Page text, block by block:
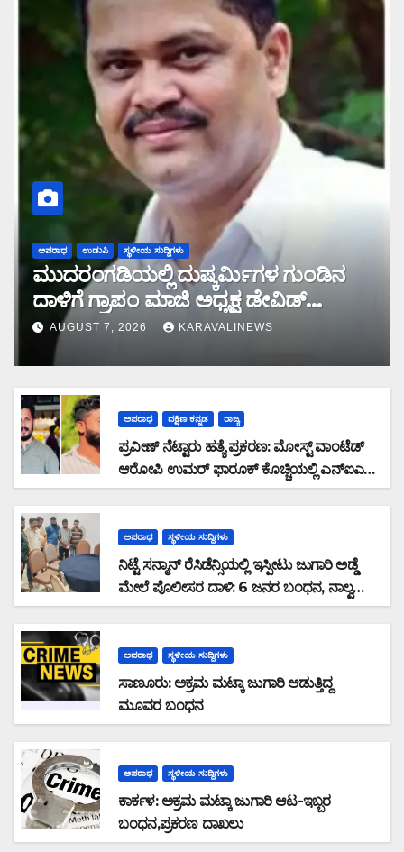
ಅಪರಾಧ ಉಡುಪಿ ಸ್ಥಳೀಯ ಸುದ್ದಿಗಳು
ಮುದರಂಗಡಿಯಲ್ಲಿ ದುಷ್ಕರ್ಮಿಗಳ ಗುಂಡಿನ
ದಾಳಿಗೆ ಗ್ರಾಪಂ ಮಾಜಿ ಅಧ್ಯಕ್ಷ ಡೇವಿಡ್
ಡಿಸೋಜ ಬಲಿ
AUGUST 7, 2026 KARAVALINEWS
ಅಪರಾಧ ದಕ್ಷಿಣ ಕನ್ನಡ ರಾಜ್ಯ
ಪ್ರವೀಣ್ ನೆಟ್ಟಾರು ಹತ್ಯೆ ಪ್ರಕರಣ: ಮೋಸ್ಟ್ ವಾಂಟೆಡ್
ಆರೋಪಿ ಉಮರ್ ಫಾರೂಕ್ ಕೊಚ್ಚಿಯಲ್ಲಿ ಎನ್‌ಐಎ
ವಶಕ್ಕೆ
ಅಪರಾಧ ಸ್ಥಳೀಯ ಸುದ್ದಿಗಳು
ನಿಟ್ಟೆ ಸನ್ಮಾನ್ ರೆಸಿಡೆನ್ಸಿಯಲ್ಲಿ ಇಸ್ಪೀಟು ಜುಗಾರಿ ಅಡ್ಡೆ
ಮೇಲೆ ಪೊಲೀಸರ ದಾಳಿ: 6 ಜನರ ಬಂಧನ, ನಾಲ್ವರು
ಪರಾರಿ: ನಗದು ಹಾಗೂ ಮೊಬೈಲ್ ವಶ
ಅಪರಾಧ ಸ್ಥಳೀಯ ಸುದ್ದಿಗಳು
ಸಾಣೂರು: ಅಕ್ರಮ ಮಟ್ಕಾ ಜುಗಾರಿ ಆಡುತ್ತಿದ್ದ
ಮೂವರ ಬಂಧನ
ಅಪರಾಧ ಸ್ಥಳೀಯ ಸುದ್ದಿಗಳು
ಕಾರ್ಕಳ: ಅಕ್ರಮ ಮಟ್ಕಾ ಜುಗಾರಿ ಆಟ-ಇಬ್ಬರ
ಬಂಧನ,ಪ್ರಕರಣ ದಾಖಲು